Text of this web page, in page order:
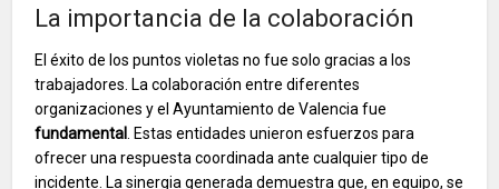
La importancia de la colaboración
El éxito de los puntos violetas no fue solo gracias a los
trabajadores. La colaboración entre diferentes
organizaciones y el Ayuntamiento de Valencia fue
fundamental
. Estas entidades unieron esfuerzos para
ofrecer una respuesta coordinada ante cualquier tipo de
incidente. La sinergia generada demuestra que, en equipo, se